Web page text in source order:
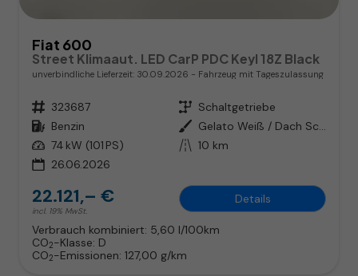
Fiat 600
Street Klimaaut. LED CarP PDC Keyl 18Z Black
unverbindliche Lieferzeit: 30.09.2026 Fahrzeug mit Tageszulassung
Fahrzeugnr. 323687 Getriebe Schaltgetriebe
Kraftstoff Benzin Außenfarbe
Gelato Weiß / Dach Schwarz
Leistung 74 kW (101 PS) Kilometerstand 10 km
26.06.2026
22.121,– €
incl. 19% MwSt.
Details
Verbrauch kombiniert: 5,60 l/100km
CO2-Klasse: D
CO2-Emissionen: 127,00 g/km